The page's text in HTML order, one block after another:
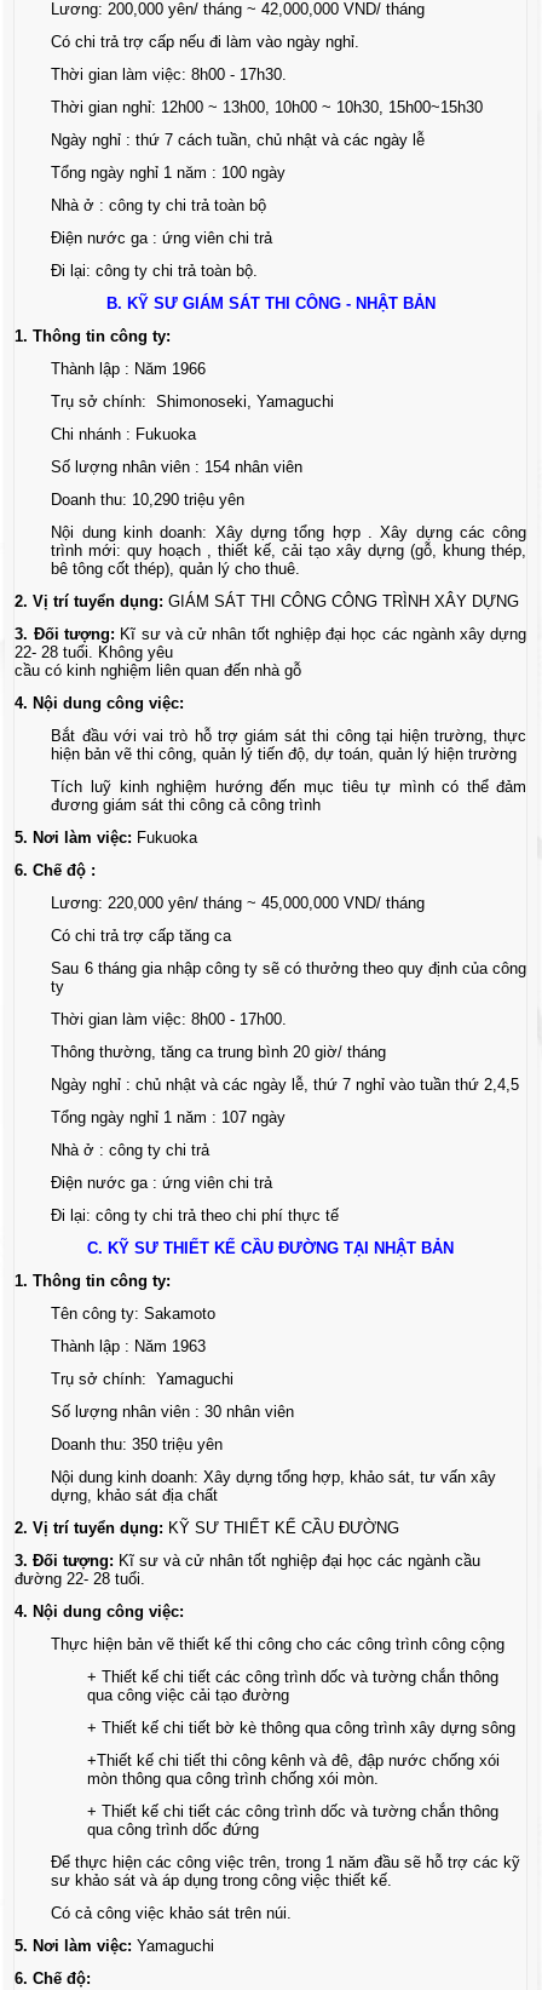
Lương: 200,000 yên/ tháng ~ 42,000,000 VND/ tháng
Có chi trả trợ cấp nếu đi làm vào ngày nghỉ.
Thời gian làm việc: 8h00 - 17h30.
Thời gian nghỉ: 12h00 ~ 13h00, 10h00 ~ 10h30, 15h00~15h30
Ngày nghỉ : thứ 7 cách tuần, chủ nhật và các ngày lễ
Tổng ngày nghỉ 1 năm : 100 ngày
Nhà ở : công ty chi trả toàn bộ
Điện nước ga : ứng viên chi trả
Đi lại: công ty chi trả toàn bộ.
B. KỸ SƯ GIÁM SÁT THI CÔNG - NHẬT BẢN
1. Thông tin công ty:
Thành lập : Năm 1966
Trụ sở chính: Shimonoseki, Yamaguchi
Chi nhánh : Fukuoka
Số lượng nhân viên : 154 nhân viên
Doanh thu: 10,290 triệu yên
Nội dung kinh doanh: Xây dựng tổng hợp . Xây dựng các công
trình mới: quy hoạch , thiết kế, cải tạo xây dựng (gỗ, khung thép,
bê tông cốt thép), quản lý cho thuê.
2. Vị trí tuyển dụng: GIÁM SÁT THI CÔNG CÔNG TRÌNH XÂY DỰNG
3. Đối tượng: Kĩ sư và cử nhân tốt nghiệp đại học các ngành xây dựng
22- 28 tuổi. Không yêu
cầu có kinh nghiệm liên quan đến nhà gỗ
4. Nội dung công việc:
Bắt đầu với vai trò hỗ trợ giám sát thi công tại hiện trường, thực
hiện bản vẽ thi công, quản lý tiến độ, dự toán, quản lý hiện trường
Tích luỹ kinh nghiệm hướng đến mục tiêu tự mình có thể đảm
đương giám sát thi công cả công trình
5. Nơi làm việc: Fukuoka
6. Chế độ :
Lương: 220,000 yên/ tháng ~ 45,000,000 VND/ tháng
Có chi trả trợ cấp tăng ca
Sau 6 tháng gia nhập công ty sẽ có thưởng theo quy định của công
ty
Thời gian làm việc: 8h00 - 17h00.
Thông thường, tăng ca trung bình 20 giờ/ tháng
Ngày nghỉ : chủ nhật và các ngày lễ, thứ 7 nghỉ vào tuần thứ 2,4,5
Tổng ngày nghỉ 1 năm : 107 ngày
Nhà ở : công ty chi trả
Điện nước ga : ứng viên chi trả
Đi lại: công ty chi trả theo chi phí thực tế
C. KỸ SƯ THIẾT KẾ CẦU ĐƯỜNG TẠI NHẬT BẢN
1. Thông tin công ty:
Tên công ty: Sakamoto
Thành lập : Năm 1963
Trụ sở chính: Yamaguchi
Số lượng nhân viên : 30 nhân viên
Doanh thu: 350 triệu yên
Nội dung kinh doanh: Xây dựng tổng hợp, khảo sát, tư vấn xây
dựng, khảo sát địa chất
2. Vị trí tuyển dụng: KỸ SƯ THIẾT KẾ CẦU ĐƯỜNG
3. Đối tượng: Kĩ sư và cử nhân tốt nghiệp đại học các ngành cầu
đường 22- 28 tuổi.
4. Nội dung công việc:
Thực hiện bản vẽ thiết kế thi công cho các công trình công cộng
+ Thiết kế chi tiết các công trình dốc và tường chắn thông
qua công việc cải tạo đường
+ Thiết kế chi tiết bờ kè thông qua công trình xây dựng sông
+Thiết kế chi tiết thi công kênh và đê, đập nước chống xói
mòn thông qua công trình chống xói mòn.
+ Thiết kế chi tiết các công trình dốc và tường chắn thông
qua công trình dốc đứng
Để thực hiện các công việc trên, trong 1 năm đầu sẽ hỗ trợ các kỹ
sư khảo sát và áp dụng trong công việc thiết kế.
Có cả công việc khảo sát trên núi.
5. Nơi làm việc: Yamaguchi
6. Chế độ: